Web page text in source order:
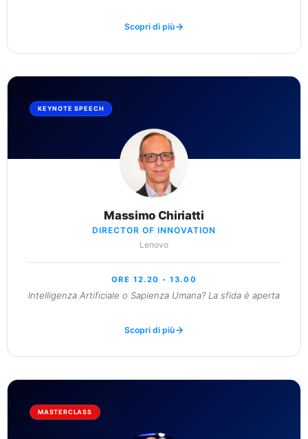
Scopri di più
KEYNOTE SPEECH
Massimo Chiriatti
DIRECTOR OF INNOVATION
Lenovo
ORE 12.20 - 13.00
Intelligenza Artificiale o Sapienza Umana? La sfida è aperta
Scopri di più
MASTERCLASS